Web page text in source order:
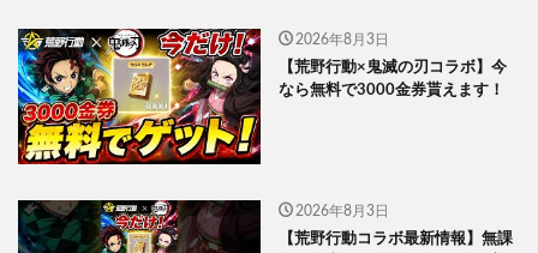
2026年8月3日
【荒野行動×鬼滅の刃コラボ】今
なら無料で3000金券貰えます！
2026年8月3日
【荒野行動コラボ最新情報】無課